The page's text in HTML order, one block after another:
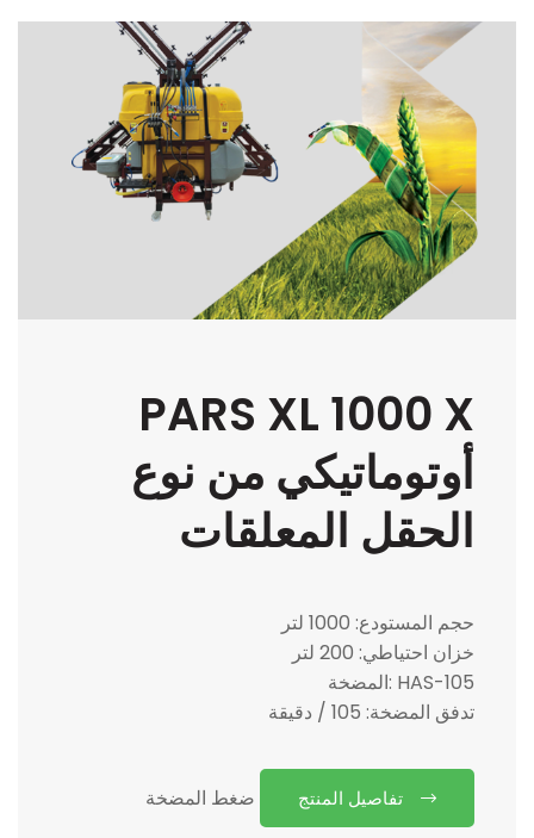
PARS 1000 معلقة
بخاخة مجال من النوع
حجم المستودع: 1000 لتر
ضغط المضخة: 50 بار
المنظم: VDR90 FIVE OUTPUT